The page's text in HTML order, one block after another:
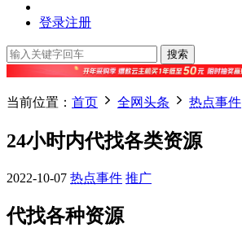
登录注册
搜索
当前位置： 首页 全网头条 热点事件
24小时内代找各类资源
2022-10-07 热点事件 推广
代找各种资源